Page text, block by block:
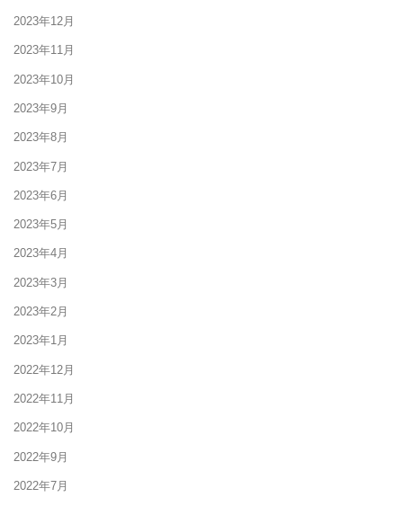
2023年12月
2023年11月
2023年10月
2023年9月
2023年8月
2023年7月
2023年6月
2023年5月
2023年4月
2023年3月
2023年2月
2023年1月
2022年12月
2022年11月
2022年10月
2022年9月
2022年7月